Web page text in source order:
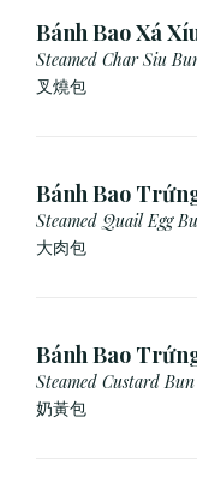
Bánh Bao Xá
Cái)
Steamed Char Siu
Pork Bun)
叉燒包
Bánh Bao
Cái)
Steamed Quail Egg
大肉包
Bánh Bao
Cái)
Steamed Custard Bun
奶黃包